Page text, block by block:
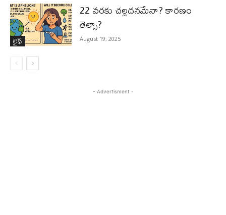
లైఫ్‌
22 వరకు చల్లదనమేనా? కారణం
తెల్సా?
August 19, 2025
- Advertisment -